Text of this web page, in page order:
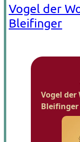
Vogel der
Bleifinger